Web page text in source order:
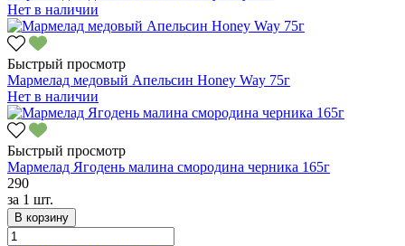
Нет в наличии
Быстрый просмотр
Мармелад медовый Апельсин Honey Way 75г
Нет в наличии
Быстрый просмотр
Мармелад Ягодень малина смородина черника 165г
290
за 1 шт.
В корзину